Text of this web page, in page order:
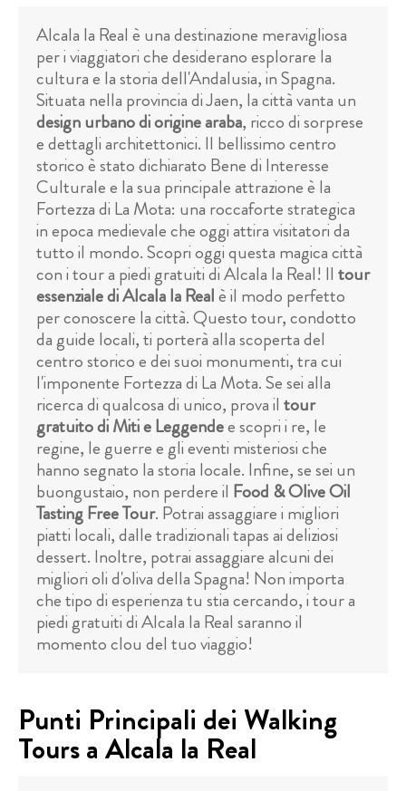
Alcala la Real è una destinazione meravigliosa
per i viaggiatori che desiderano esplorare la
cultura e la storia dell'Andalusia, in Spagna.
Situata nella provincia di Jaen, la città vanta un
design urbano di origine araba, ricco di sorprese
e dettagli architettonici. Il bellissimo centro
storico è stato dichiarato Bene di Interesse
Culturale e la sua principale attrazione è la
Fortezza di La Mota: una roccaforte strategica
in epoca medievale che oggi attira visitatori da
tutto il mondo. Scopri oggi questa magica città
con i tour a piedi gratuiti di Alcala la Real! Il tour
essenziale di Alcala la Realè il modo perfetto
per conoscere la città. Questo tour, condotto
da guide locali, ti porterà alla scoperta del
centro storico e dei suoi monumenti, tra cui
l'imponente Fortezza di La Mota. Se sei alla
ricerca di qualcosa di unico, prova il tour
gratuito di Miti e Leggendee scopri i re, le
regine, le guerre e gli eventi misteriosi che
hanno segnato la storia locale. Infine, se sei un
buongustaio, non perdere il Food & Olive Oil
Tasting Free Tour. Potrai assaggiare i migliori
piatti locali, dalle tradizionali tapas ai deliziosi
dessert. Inoltre, potrai assaggiare alcuni dei
migliori oli d'oliva della Spagna! Non importa
che tipo di esperienza tu stia cercando, i tour a
piedi gratuiti di Alcala la Real saranno il
momento clou del tuo viaggio!
Punti Principali dei Walking
Tours a Alcala la Real